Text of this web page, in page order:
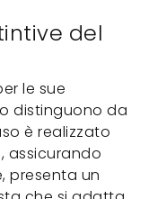
del
le sue
distinguono da
è realizzato
assicurando
presenta un